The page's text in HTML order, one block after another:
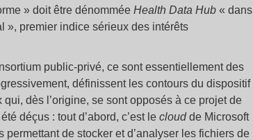
» doit être dénommée Health Data Hub « dans
», premier indice sérieux des intérêts
public-privé, ce sont essentiellement des
définissent les contours du dispositif
dès l’origine, se sont opposés à ce projet de
déçus : tout d’abord, c’est le cloudde Microsoft
de stocker et d’analyser les fichiers de